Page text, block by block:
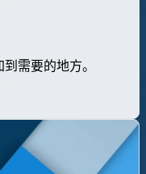
需要的地方。